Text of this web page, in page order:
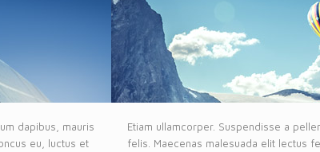
dapibus, mauris
eu, luctus et
Etiam ullamcorper. Suspendisse a
felis. Maecenas malesuada elit lectus